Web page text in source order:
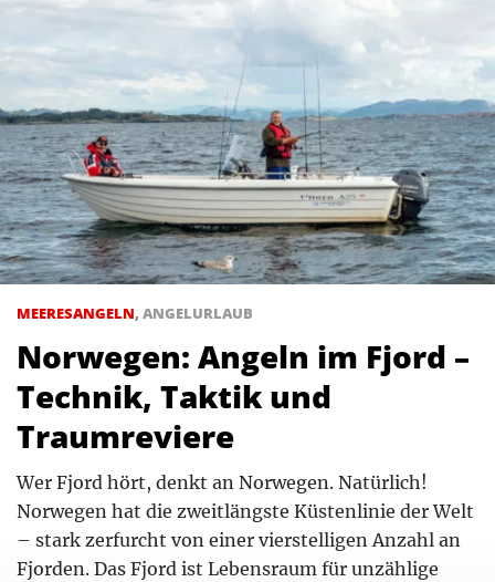
MEERESANGELN, ANGELURLAUB
Norwegen: Angeln im Fjord –
Technik, Taktik und
Traumreviere
Wer Fjord hört, denkt an Norwegen. Natürlich!
Norwegen hat die zweitlängste Küstenlinie der Welt
– stark zerfurcht von einer vierstelligen Anzahl an
Fjorden. Das Fjord ist Lebensraum für unzählige